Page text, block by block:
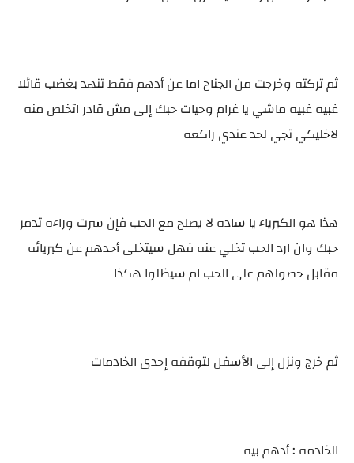
ثم تركته وخرجت من الجناح اما عن أدهم فقط تنهد بغضب قائلا
غبيه غبيه ماشي يا غرام وحيات حبك إلى مش قادر اتخلص منه
لاخليكي تجي لحد عندي راكعه
هذا هو الكبرياء يا ساده لا يصلح مع الحب فإن سرت وراءه تدمر
حبك وان ارد الحب تخلي عنه فهل سيتخلى أحدهم عن كبريائه
مقابل حصولهم على الحب ام سيظلوا هكذا
ثم خرج ونزل إلى الأسفل لتوقفه إحدى الخادمات
الخادمه : أدهم بيه